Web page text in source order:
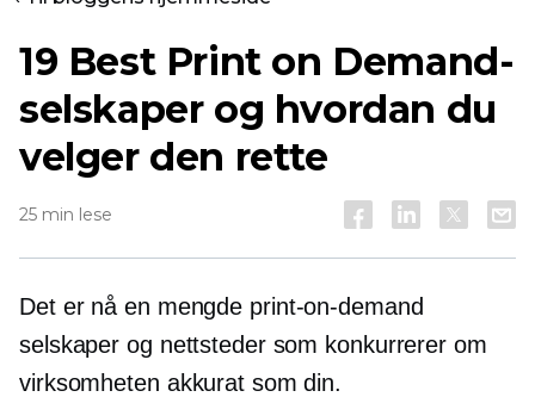
19 Best Print on Demand-
selskaper og hvordan du
velger den rette
25 min lese
Det er nå en mengde print-on-demand
selskaper og nettsteder som konkurrerer om
virksomheten akkurat som din.